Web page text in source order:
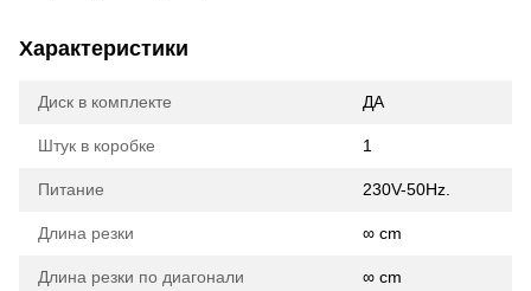
Характеристики
Диск в комплекте ДА
Штук в коробке 1
Питание 230V-50Hz.
Длина резки ∞ cm
Длина резки по диагонали ∞ cm